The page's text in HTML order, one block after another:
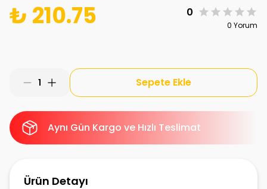
₺ 210.75 0
0 Yorum
1 Sepete Ekle
Aynı Gün Kargo ve Hızlı Teslimat
Ürün Detayı